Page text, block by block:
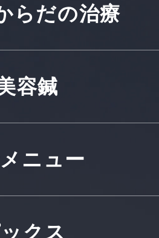
らだの治療
容鍼
ニュー
ックス